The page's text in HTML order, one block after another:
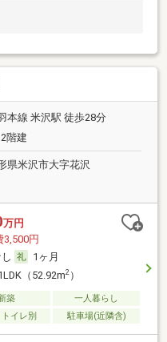
本線 米沢駅 徒歩28分
階建
県米沢市大字花沢
万円
3,500円
1ヶ月
（52.92m2）
築
一人暮らし
イレ別 駐車場(近隣含)